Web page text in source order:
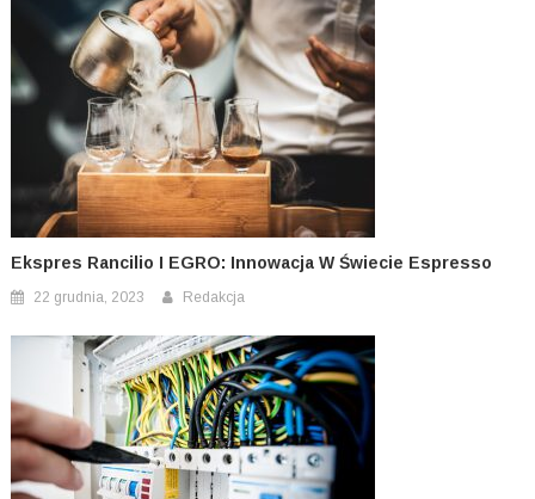
Ekspres Rancilio I EGRO: Innowacja W Świecie Espresso
22 grudnia, 2023 Redakcja